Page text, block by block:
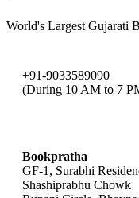
World's Largest Gujarati
+91-9033589090
(During 10 AM to 7
Bookpratha
GF-1, Surabhi
Shashiprabhu Chowk